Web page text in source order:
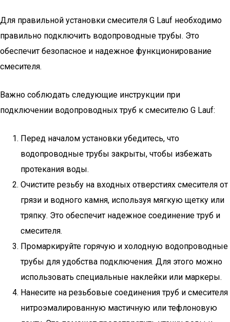
Для правильной установки смесителя G Lauf необходимо
правильно подключить водопроводные трубы. Это
обеспечит безопасное и надежное функционирование
смесителя.
Важно соблюдать следующие инструкции при
подключении водопроводных труб к смесителю G Lauf:
Перед началом установки убедитесь, что
водопроводные трубы закрыты, чтобы избежать
протекания воды.
Очистите резьбу на входных отверстиях смесителя от
грязи и водного камня, используя мягкую щетку или
тряпку. Это обеспечит надежное соединение труб и
смесителя.
Промаркируйте горячую и холодную водопроводные
трубы для удобства подключения. Для этого можно
использовать специальные наклейки или маркеры.
Нанесите на резьбовые соединения труб и смесителя
нитроэмалированную мастичную или тефлоновую